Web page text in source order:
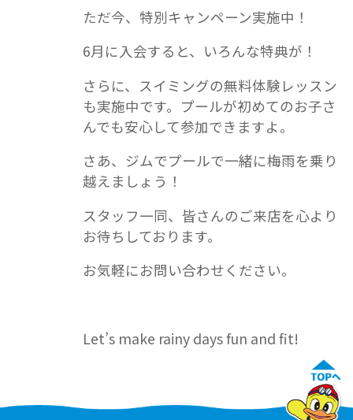
ただ今、特別キャンペーン実施中！
6月に入会すると、いろんな特典が！
さらに、スイミングの無料体験レッスン
も実施中です。プールが初めてのお子さ
んでも安心して参加できますよ。
さあ、ジムでプールで一緒に梅雨を乗り
越えましょう！
スタッフ一同、皆さんのご来店を心より
お待ちしております。
お気軽にお問い合わせください。
Let’s make rainy days fun and fit!